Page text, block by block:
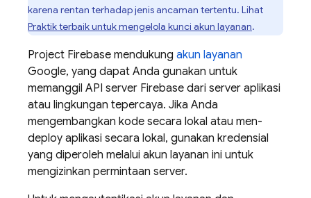
karena rentan terhadap jenis ancaman tertentu. Lihat
Praktik terbaik untuk mengelola kunci akun layanan.
Project Firebase mendukung akun layanan
Google, yang dapat Anda gunakan untuk
memanggil API server Firebase dari server aplikasi
atau lingkungan tepercaya. Jika Anda
mengembangkan kode secara lokal atau men-
deploy aplikasi secara lokal, gunakan kredensial
yang diperoleh melalui akun layanan ini untuk
mengizinkan permintaan server.